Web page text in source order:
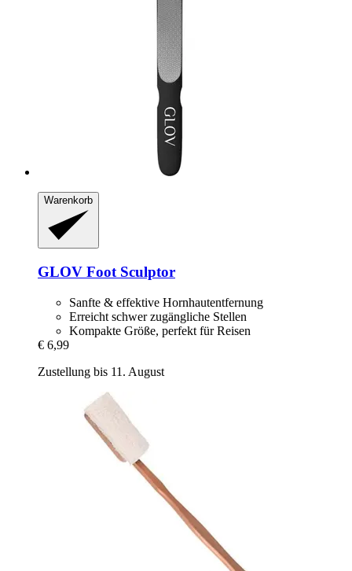
Warenkorb
GLOV Foot Sculptor
Sanfte & effektive Hornhautentfernung
Erreicht schwer zugängliche Stellen
Kompakte Größe, perfekt für Reisen
€ 6,99
Zustellung bis 11. August